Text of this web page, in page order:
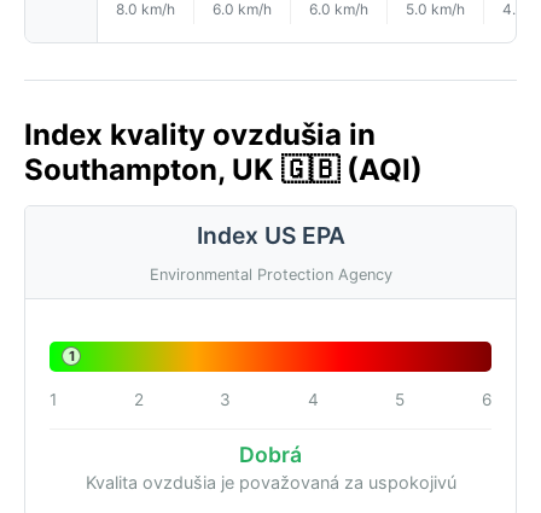
8.0 km/h 6.0 km/h 6.0 km/h 5.0 km/h 4.0
Index kvality ovzdušia in
Southampton, UK 🇬🇧 (AQI)
Index US EPA
Environmental Protection Agency
1
1 2 3 4 5 6
Dobrá
Kvalita ovzdušia je považovaná za uspokojivú